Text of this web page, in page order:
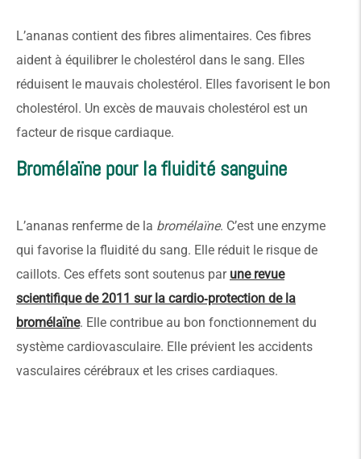
L’ananas contient des fibres alimentaires. Ces fibres
aident à équilibrer le cholestérol dans le sang. Elles
réduisent le mauvais cholestérol. Elles favorisent le bon
cholestérol. Un excès de mauvais cholestérol est un
facteur de risque cardiaque.
Bromélaïne pour la fluidité sanguine
L’ananas renferme de la bromélaïne. C’est une enzyme
qui favorise la fluidité du sang. Elle réduit le risque de
caillots. Ces effets sont soutenus par une revue
scientifique de 2011 sur la cardio‑protection de la
bromélaïne. Elle contribue au bon fonctionnement du
système cardiovasculaire. Elle prévient les accidents
vasculaires cérébraux et les crises cardiaques.